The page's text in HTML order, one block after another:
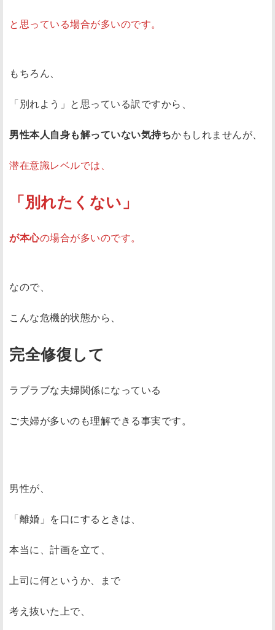
と思っている場合が多いのです。
もちろん、
「別れよう」と思っている訳ですから、
男性本人自身も解っていない気持ちかもしれませんが、
潜在意識レベルでは、
「別れたくない」
が本心の場合が多いのです。
なので、
こんな危機的状態から、
完全修復して
ラブラブな夫婦関係になっている
ご夫婦が多いのも理解できる事実です。
男性が、
「離婚」を口にするときは、
本当に、計画を立て、
上司に何というか、まで
考え抜いた上で、